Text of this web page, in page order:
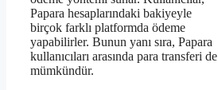
Papara hesaplarındaki bakiyeyle
birçok farklı platformda ödeme
yapabilirler. Bunun yanı sıra, Papara
kullanıcıları arasında para transferi de
mümkündür.